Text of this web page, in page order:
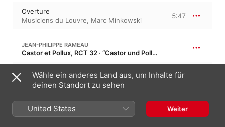
Overture
Musiciens du Louvre, Marc Minkowski
5:47
JEAN-PHILIPPE RAMEAU
Castor et Pollux, RCT 32 · “Castor und Pollux”
Scène Funèbre
Musiciens du Louvre,Marc Minkowski
3:25
JEAN-PHILIPPE RAMEAU
Les fêtes d'Hébé, RCT 41
Wähle ein anderes Land aus, um Inhalte für
deinen Standort zu sehen
United States Weiter